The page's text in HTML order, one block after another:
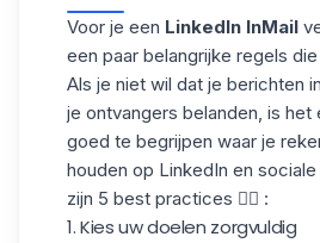
Voor je een LinkedIn InMail
een paar belangrijke regels
Als je niet wil dat je berichten
je ontvangers belanden, is het
goed te begrijpen waar je
houden op LinkedIn en
zijn 5 best practices 👇🏻 :
1. Kies uw doelen zorgvuldig